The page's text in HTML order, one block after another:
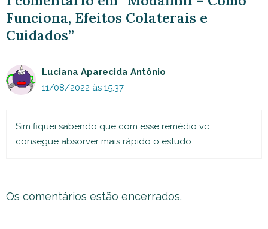
Funciona, Efeitos Colaterais e
Cuidados”
Luciana Aparecida Antônio
11/08/2022 às 15:37
Sim fiquei sabendo que com esse remédio vc
consegue absorver mais rápido o estudo
Os comentários estão encerrados.